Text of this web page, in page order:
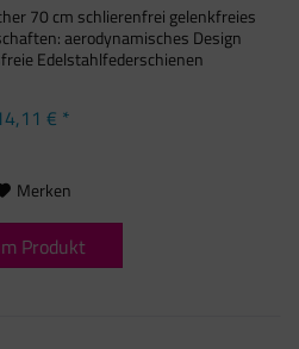
70 cm schlierenfrei gelenkfreies
aerodynamisches Design
Edelstahlfederschienen
€ *
Merken
Produkt